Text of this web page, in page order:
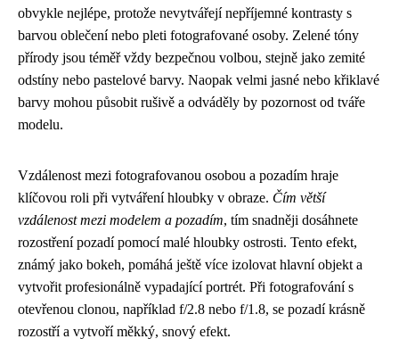
obvykle nejlépe, protože nevytvářejí nepříjemné kontrasty s
barvou oblečení nebo pleti fotografované osoby. Zelené tóny
přírody jsou téměř vždy bezpečnou volbou, stejně jako zemité
odstíny nebo pastelové barvy. Naopak velmi jasné nebo křiklavé
barvy mohou působit rušivě a odváděly by pozornost od tváře
modelu.
Vzdálenost mezi fotografovanou osobou a pozadím hraje
klíčovou roli při vytváření hloubky v obraze. Čím větší
vzdálenost mezi modelem a pozadím, tím snadněji dosáhnete
rozostření pozadí pomocí malé hloubky ostrosti. Tento efekt,
známý jako bokeh, pomáhá ještě více izolovat hlavní objekt a
vytvořit profesionálně vypadající portrét. Při fotografování s
otevřenou clonou, například f/2.8 nebo f/1.8, se pozadí krásně
rozostří a vytvoří měkký, snový efekt.